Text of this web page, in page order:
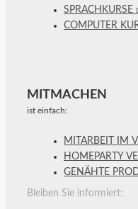
SPRACHKURSE
COMPUTER
MITMACHEN
ist einfach:
MITARBEIT IM
HOMEPARTY
GENÄHTE
Bleiben Sie informiert: